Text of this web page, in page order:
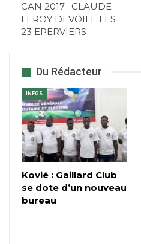
CAN 2017 : CLAUDE
LEROY DEVOILE LES
23 EPERVIERS
Du Rédacteur
INFOS
Kovié : Gaillard Club
se dote d’un nouveau
bureau